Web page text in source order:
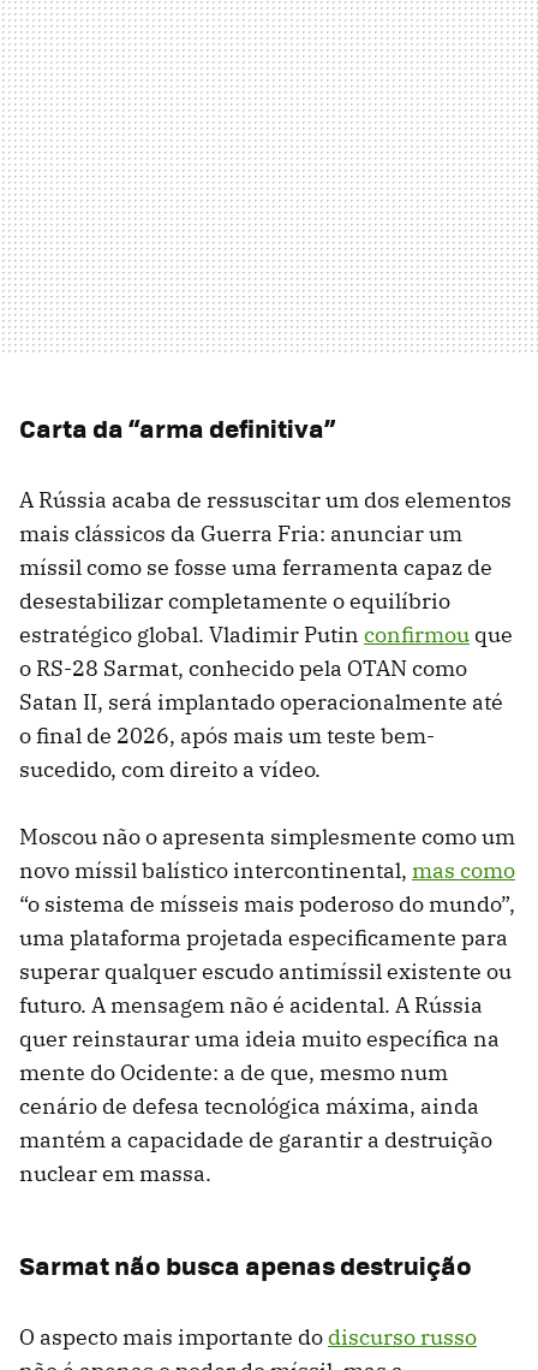
Carta da “arma definitiva”
A Rússia acaba de ressuscitar um dos elementos
mais clássicos da Guerra Fria: anunciar um
míssil como se fosse uma ferramenta capaz de
desestabilizar completamente o equilíbrio
estratégico global. Vladimir Putin confirmou que
o RS-28 Sarmat, conhecido pela OTAN como
Satan II, será implantado operacionalmente até
o final de 2026, após mais um teste bem-
sucedido, com direito a vídeo.
Moscou não o apresenta simplesmente como um
novo míssil balístico intercontinental, mas como
“o sistema de mísseis mais poderoso do mundo”,
uma plataforma projetada especificamente para
superar qualquer escudo antimíssil existente ou
futuro. A mensagem não é acidental. A Rússia
quer reinstaurar uma ideia muito específica na
mente do Ocidente: a de que, mesmo num
cenário de defesa tecnológica máxima, ainda
mantém a capacidade de garantir a destruição
nuclear em massa.
Sarmat não busca apenas destruição
O aspecto mais importante do discurso russo